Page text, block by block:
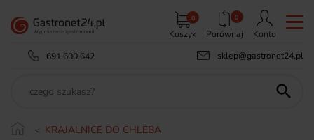
Koszyk
0 0
Porównaj
Konto
691 600 642
sklep@gastronet24.pl

KRAJALNICE DO CHLEBA